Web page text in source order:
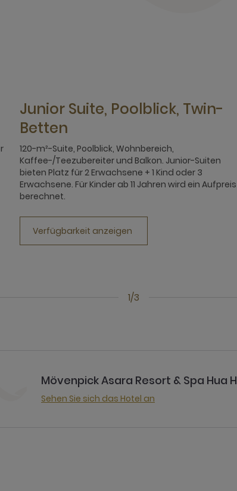
1/3
Junior Suite, Poolblick, Twin-
Betten
120-m²-Suite, Poolblick, Wohnbereich,
Kaffee-/Teezubereiter und Balkon. Junior-Suiten
bieten Platz für 2 Erwachsene + 1 Kind oder 3
Erwachsene. Für Kinder ab 11 Jahren wird ein Aufpreis
berechnet.
Verfügbarkeit anzeigen
Mövenpick Asara Resort & Spa Hua
Sehen Sie sich das Hotel an